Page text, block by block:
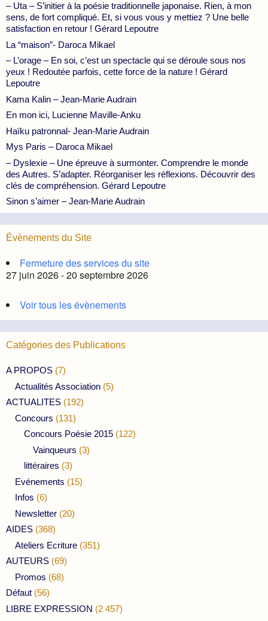
– Uta – S’initier à la poésie traditionnelle japonaise. Rien, à mon
sens, de fort compliqué. Et, si vous vous y mettiez ? Une belle
satisfaction en retour ! Gérard Lepoutre
La “maison”- Daroca Mikael
– L’orage – En soi, c’est un spectacle qui se déroule sous nos
yeux ! Redoutée parfois, cette force de la nature ! Gérard
Lepoutre
Kama Kalin – Jean-Marie Audrain
En mon ici, Lucienne Maville-Anku
Haïku patronnal- Jean-Marie Audrain
Mys Paris – Daroca Mikael
– Dyslexie – Une épreuve à surmonter. Comprendre le monde
des Autres. S’adapter. Réorganiser les réflexions. Découvrir des
clés de compréhension. Gérard Lepoutre
Sinon s’aimer – Jean-Marie Audrain
Évènements du Site
Fermeture des services du site
27 juin 2026 - 20 septembre 2026
Voir tous les évènements
Catégories des Publications
A PROPOS (7)
Actualités Association (5)
ACTUALITES (192)
Concours (131)
Concours Poésie 2015 (122)
Vainqueurs (3)
littéraires (3)
Evénements (15)
Infos (6)
Newsletter (20)
AIDES (368)
Ateliers Ecriture (351)
AUTEURS (69)
Promos (68)
Défaut (56)
LIBRE EXPRESSION (2 457)